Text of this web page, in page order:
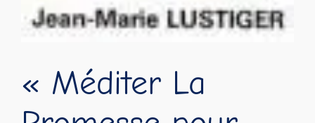
« Méditer La